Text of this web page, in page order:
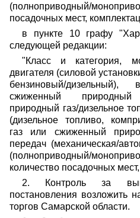
(полноприводный/
посадочных мест,
в пункте 10 графу
следующей редакции:
"Класс и категория,
двигателя (силовой
бензиновый/
сжиженный природный
природный газ/дизельное
(дизельное топливо,
газ или сжиженный
передач (механическая/
(полноприводный/
количество посадочных
2. Контроль за
постановления возложить
торгов Самарской области.